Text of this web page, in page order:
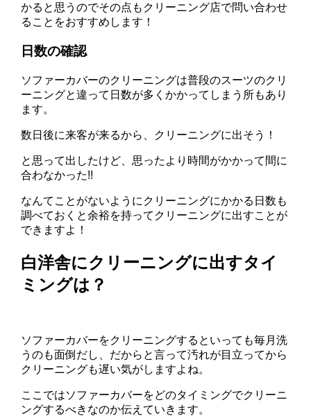
かると思うのでその点もクリーニング店で問い合わせ
ることをおすすめします！
日数の確認
ソファーカバーのクリーニングは普段のスーツのクリ
ーニングと違って日数が多くかかってしまう所もあり
ます。
数日後に来客が来るから、クリーニングに出そう！
と思って出したけど、思ったより時間がかかって間に
合わなかった!!
なんてことがないようにクリーニングにかかる日数も
調べておくと余裕を持ってクリーニングに出すことが
できますよ！
白洋舎にクリーニングに出すタイ
ミングは？
ソファーカバーをクリーニングするといっても毎月洗
うのも面倒だし、だからと言って汚れが目立ってから
クリーニングも遅い気がしますよね。
ここではソファーカバーをどのタイミングでクリーニ
ングするべきなのか伝えていきます。